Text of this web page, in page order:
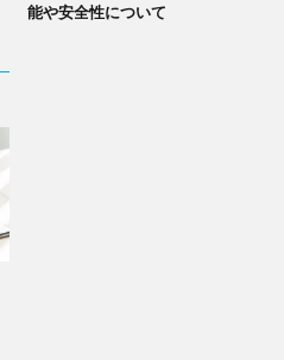
能や安全性について